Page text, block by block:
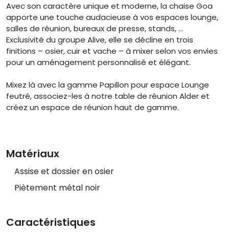
Avec son caractère unique et moderne, la chaise Goa
apporte une touche audacieuse à vos espaces lounge,
salles de réunion, bureaux de presse, stands, ...
Exclusivité du groupe Alive, elle se décline en trois
finitions – osier, cuir et vache – à mixer selon vos envies
pour un aménagement personnalisé et élégant.
Mixez là avec la gamme Papillon pour espace Lounge
feutré, associez-les à notre table de réunion Alder et
créez un espace de réunion haut de gamme.
Matériaux
Assise et dossier en osier
Piètement métal noir
Caractéristiques